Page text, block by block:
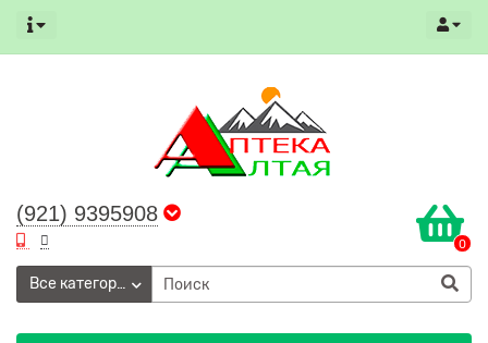
(921) 9395908
0
Все категории